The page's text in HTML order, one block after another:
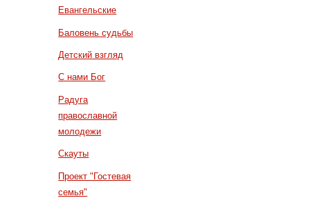
Евангельские
Баловень судьбы
Детский взгляд
С нами Бог
Радуга
православной
молодежи
Скауты
Проект "Гостевая
семья"